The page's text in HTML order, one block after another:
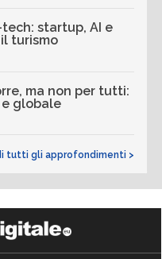
startup, AI e
turismo
ma non per tutti:
globale
tutti gli approfondimenti >